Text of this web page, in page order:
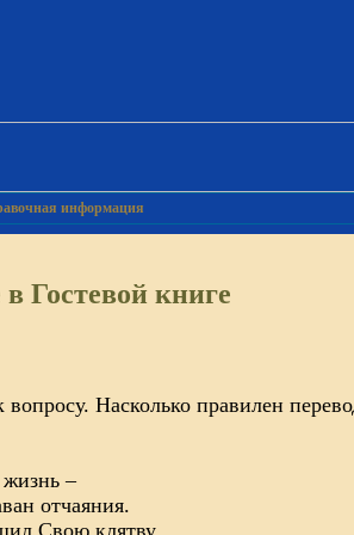
информация
Гостевой книге
Насколько правилен
–
отчаяния.